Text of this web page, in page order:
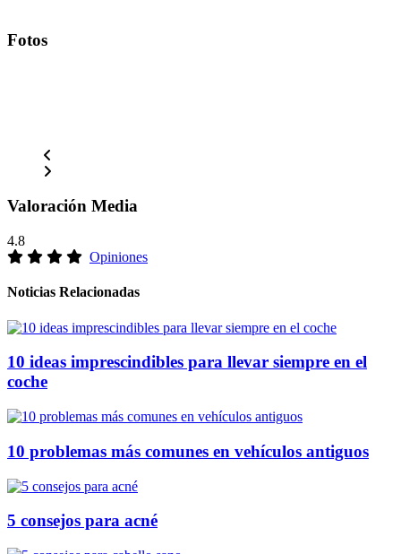
Fotos
Valoración Media
4.8
Opiniones
Noticias Relacionadas
10 ideas imprescindibles para llevar siempre en el
coche
10 problemas más comunes en vehículos antiguos
5 consejos para acné